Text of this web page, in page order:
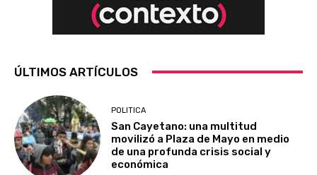
ÚLTIMOS ARTÍCULOS
POLITICA
San Cayetano: una multitud
movilizó a Plaza de Mayo en medio
de una profunda crisis social y
económica